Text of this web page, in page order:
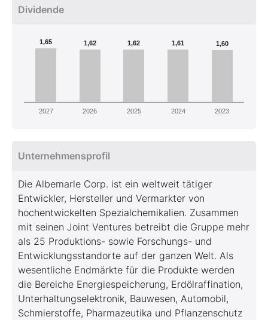
Dividende
1,65 1,62 1,62 1,61 1,60
2027 2026 2025 2024 2023
Unternehmensprofil
Die Albemarle Corp. ist ein weltweit tätiger
Entwickler, Hersteller und Vermarkter von
hochentwickelten Spezialchemikalien. Zusammen
mit seinen Joint Ventures betreibt die Gruppe mehr
als 25 Produktions- sowie Forschungs- und
Entwicklungsstandorte auf der ganzen Welt. Als
wesentliche Endmärkte für die Produkte werden
die Bereiche Energiespeicherung, Erdölraffination,
Unterhaltungselektronik, Bauwesen, Automobil,
Schmierstoffe, Pharmazeutika und Pflanzenschutz